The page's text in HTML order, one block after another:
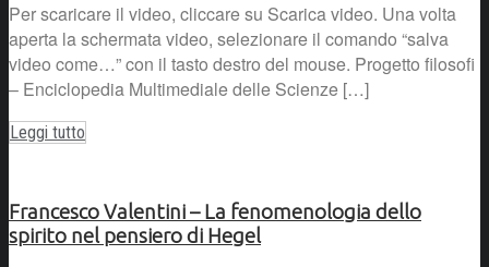
Per scaricare il video, cliccare su Scarica video. Una volta
aperta la schermata video, selezionare il comando “salva
video come…” con il tasto destro del mouse. Progetto filosofi
– Enciclopedia Multimediale delle Scienze […]
Leggi tutto
Francesco Valentini – La fenomenologia dello
spirito nel pensiero di Hegel